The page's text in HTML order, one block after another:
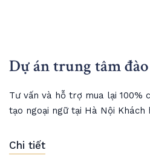
Dự án trung tâm
Tư vấn và hỗ trợ mua lại 100%
tạo ngoại ngữ tại Hà Nội Khách
Chi tiết